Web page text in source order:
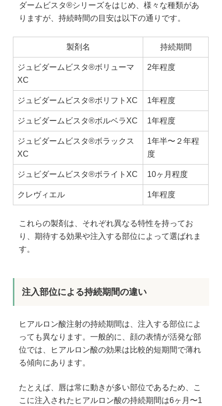
ダームビスタ®︎シリーズをはじめ、様々な種類があ
りますが、持続時間の目安は以下の通りです。
製剤名 持続期間
ジュビダームビスタ®︎ボリューマ
XC
2年程度
ジュビダームビスタ®︎ボリフトXC 1年程度
ジュビダームビスタ®︎ボルベラXC 1年程度
ジュビダームビスタ®︎ボラックス
XC
1年半〜２年程
度
ジュビダームビスタ®︎ボライトXC 10ヶ月程度
クレヴィエル 1年程度
これらの製剤は、それぞれ異なる特性を持ってお
り、期待する効果や注入する部位によって選ばれま
す。
注入部位による持続期間の違い
ヒアルロン酸注射の持続期間は、注入する部位によ
っても異なります。一般的に、顔の表情が活発な部
位では、ヒアルロン酸の効果は比較的短期間で薄れ
る傾向にあります。
たとえば、唇は常に動きが多い部位であるため、こ
こに注入されたヒアルロン酸の持続期間は6ヶ月〜1